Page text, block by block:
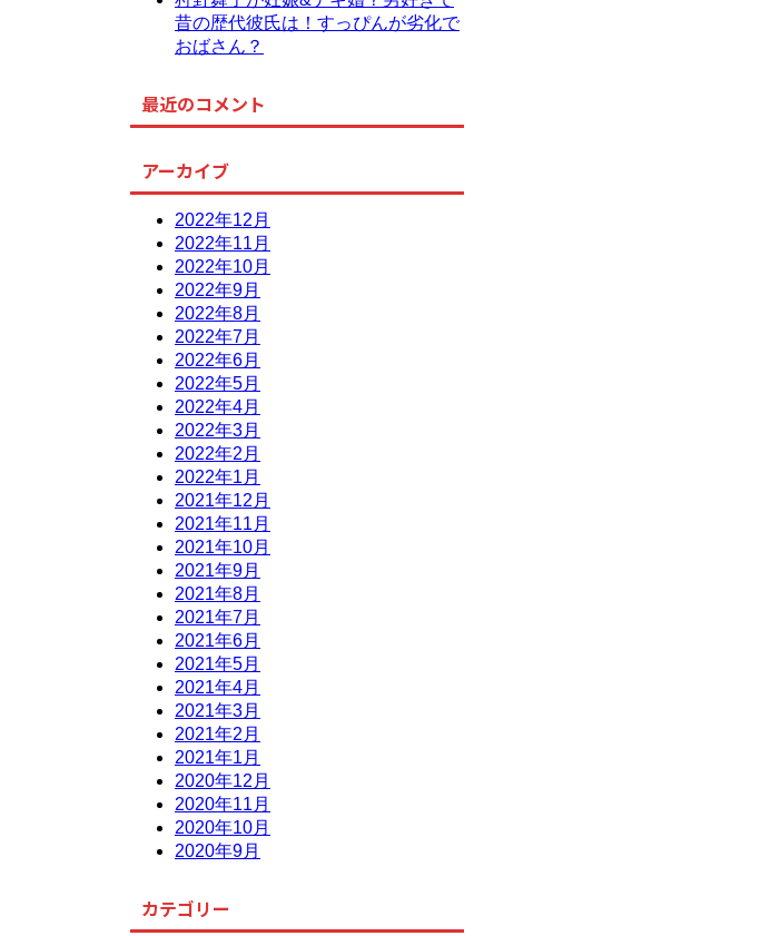
昔の歴代彼氏は！すっぴんが劣化で
おばさん？
最近のコメント
アーカイブ
2022年12月
2022年11月
2022年10月
2022年9月
2022年8月
2022年7月
2022年6月
2022年5月
2022年4月
2022年3月
2022年2月
2022年1月
2021年12月
2021年11月
2021年10月
2021年9月
2021年8月
2021年7月
2021年6月
2021年5月
2021年4月
2021年3月
2021年2月
2021年1月
2020年12月
2020年11月
2020年10月
2020年9月
カテゴリー